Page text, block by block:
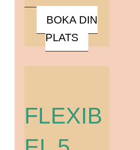
BOKA DIN
PLATS
FLEXIB